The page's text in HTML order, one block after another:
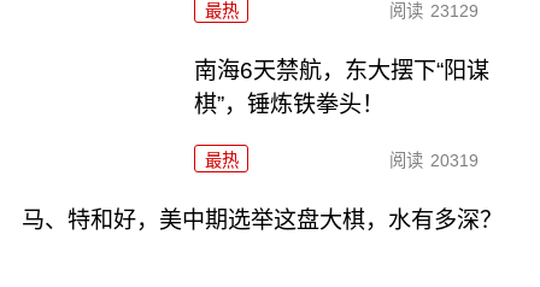
最热 阅读 23129
南海6天禁航，东大摆下“阳谋
棋”，锤炼铁拳头！
最热 阅读 20319
马、特和好，美中期选举这盘大棋，水有多深？